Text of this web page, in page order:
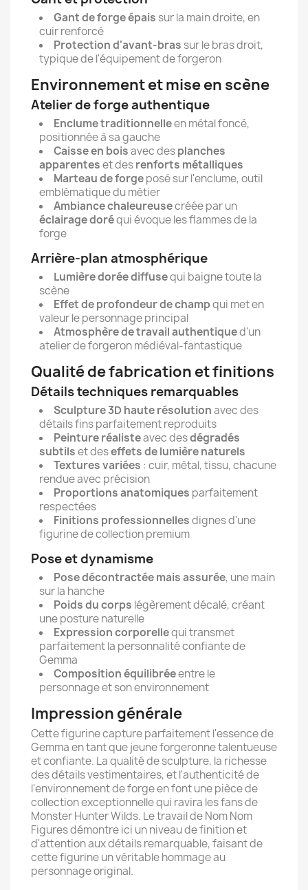
Gant de forge épais sur la main droite, en
cuir renforcé
Protection d'avant-bras sur le bras droit,
typique de l'équipement de forgeron
Environnement et mise en scène
Atelier de forge authentique
Enclume traditionnelleen métal foncé,
positionnée à sa gauche
Caisse en boisavec desplanches
apparenteset desrenforts métalliques
Marteau de forgeposé sur l'enclume, outil
emblématique du métier
Ambiance chaleureusecréée par un
éclairage doréqui évoque les flammes de la
forge
Arrière-plan atmosphérique
Lumière dorée diffusequi baigne toute la
scène
Effet de profondeur de champqui met en
valeur le personnage principal
Atmosphère de travail authentiqued'un
atelier de forgeron médiéval-fantastique
Qualité de fabrication et finitions
Détails techniques remarquables
Sculpture 3D haute résolutionavec des
détails fins parfaitement reproduits
Peinture réalisteavec desdégradés
subtilset deseffets de lumière naturels
Textures variées : cuir, métal, tissu, chacune
rendue avec précision
Proportions anatomiques parfaitement
respectées
Finitions professionnellesdignes d'une
figurine de collection premium
Pose et dynamisme
Pose décontractée mais assurée, une main
sur la hanche
Poids du corps légèrement décalé, créant
une posture naturelle
Expression corporellequi transmet
parfaitement la personnalité confiante de
Gemma
Composition équilibréeentre le
personnage et son environnement
Impression générale
Cette figurine capture parfaitement l'essence de
Gemma en tant que jeune forgeronne talentueuse
et confiante. La qualité de sculpture, la richesse
des détails vestimentaires, et l'authenticité de
l'environnement de forge en font une pièce de
collection exceptionnelle qui ravira les fans de
Monster Hunter Wilds. Le travail de Nom Nom
Figures démontre ici un niveau de finition et
d'attention aux détails remarquable, faisant de
cette figurine un véritable hommage au
personnage original.